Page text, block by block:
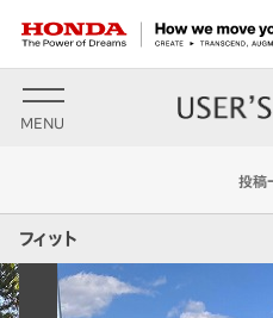
MENU
投稿
フィット